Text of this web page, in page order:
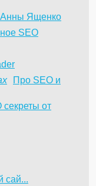
Анны Ященко
SEO
Про SEO и
секреты от
сай...